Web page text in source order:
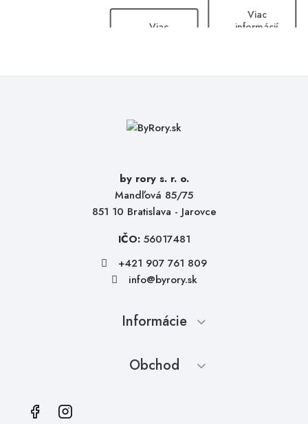
Viac
Viac
informácií
by rory s. r. o.
Mandľová 85/75
851 10 Bratislava - Jarovce
IČO: 56017481
+421 907 761 809
info@byrory.sk
Informácie
Obchod